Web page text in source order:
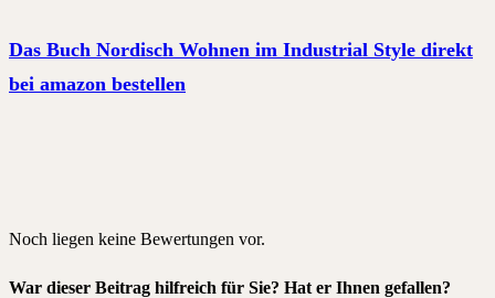
Das Buch Nordisch Wohnen im Industrial Style direkt
bei amazon bestellen
Noch liegen keine Bewertungen vor.
War dieser Beitrag hilfreich für Sie? Hat er Ihnen gefallen?